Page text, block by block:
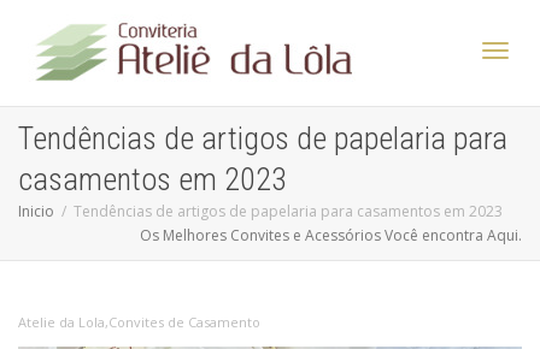
Tendências de artigos de papelaria para
casamentos em 2023
Inicio
Tendências de artigos de papelaria para casamentos em 2023
Os Melhores Convites e Acessórios Você encontra Aqui.
Atelie da Lola,Convites de Casamento